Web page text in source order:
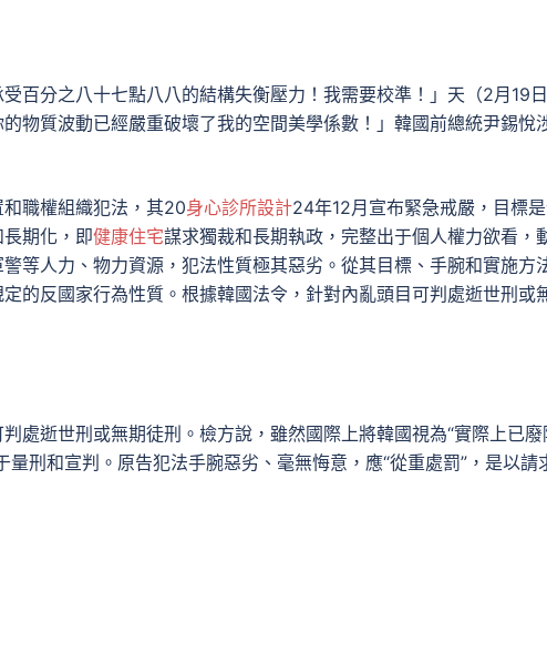
百分之八十七點八八的結構失衡壓力！我需要校準！」天（2月19日
物質波動已經嚴重破壞了我的空間美學係數！」韓國前總統尹錫悅
和職權組織犯法，其20身心診所設計24年12月宣布緊急戒嚴，目標
期化，即健康住宅謀求獨裁和長期執政，完整出于個人權力欲看，
等人力、物力資源，犯法性質極其惡劣。從其目標、手腕和實施方
的反國家行為性質。根據韓國法令，針對內亂頭目可判處逝世刑或
處逝世刑或無期徒刑。檢方說，雖然國際上將韓國視為“實際上已廢
量刑和宣判。原告犯法手腕惡劣、毫無悔意，應“從重處罰”，是以請